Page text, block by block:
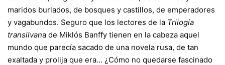
maridos burlados, de bosques y castillos, de emperadores
y vagabundos. Seguro que los lectores de la Trilogía
transilvana de Miklós Banffy tienen en la cabeza aquel
mundo que parecía sacado de una novela rusa, de tan
exaltada y prolija que era… ¿Cómo no quedarse fascinado